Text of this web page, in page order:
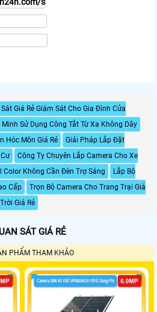
Giá Rẻ Giám Sát Cho Gia Đình Cửa
Sử Dụng Công Tắt Từ Xa Không Dây
Hóc Môn Giá Rẻ
Giải Pháp Lắp Đặt
Công Ty Chuyên Lắp Camera Cho Xe
Color Không Cần Đèn Trợ Sáng
Lắp Bộ
Cấp
Trọn Bộ Camera Cho Trang Trại Giá
Giá Rẻ
SÁT GIÁ RẺ
PHẨM THAM KHẢO